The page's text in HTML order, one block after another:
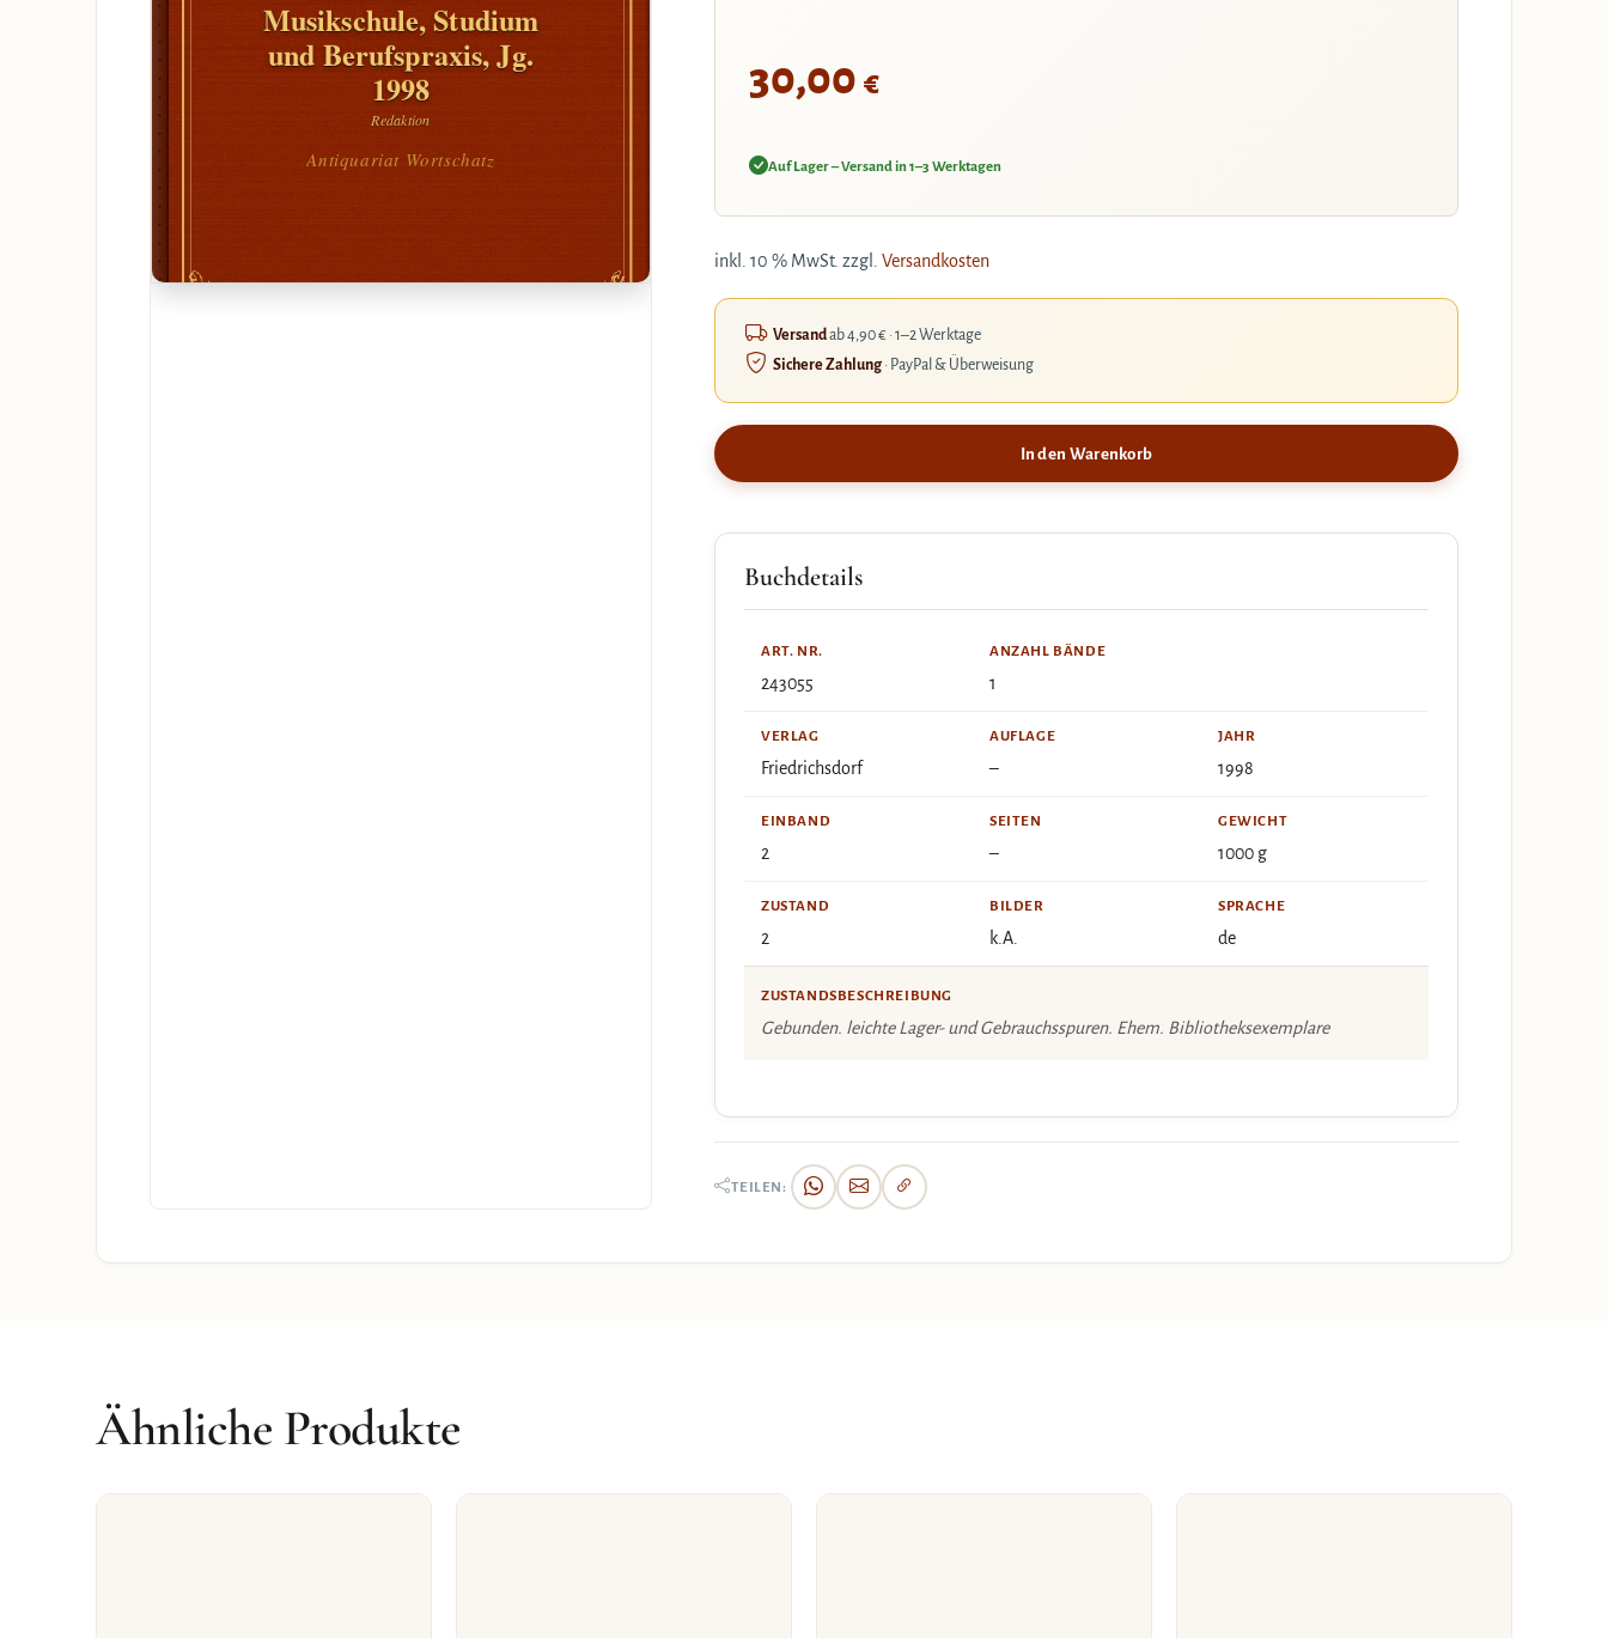
Musikschule, Studium
und Berufspraxis, Jg.
1998
Redaktion
Antiquariat Wortschatz
30,00 €
Auf Lager – Versand in 1–3 Werktagen
inkl. 10 % MwSt. zzgl. Versandkosten
Versandab 4,90 € · 1–2 Werktage
Sichere Zahlung· PayPal & Überweisung
In den Warenkorb
Buchdetails
ART. NR.
243055
ANZAHL BÄNDE
1
VERLAG
Friedrichsdorf
AUFLAGE
–
JAHR
1998
EINBAND
2
SEITEN
–
GEWICHT
1000 g
ZUSTAND
2
BILDER
k.A.
SPRACHE
de
ZUSTANDSBESCHREIBUNG
Gebunden. leichte Lager- und Gebrauchsspuren. Ehem. Bibliotheksexemplare
TEILEN:
Ähnliche Produkte